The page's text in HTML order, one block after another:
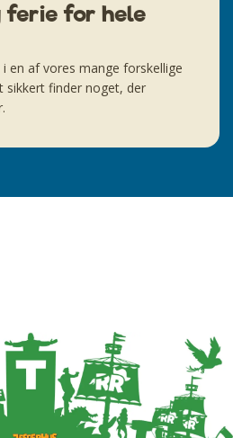
ferie for hele
en af vores mange forskellige
sikkert finder noget, der